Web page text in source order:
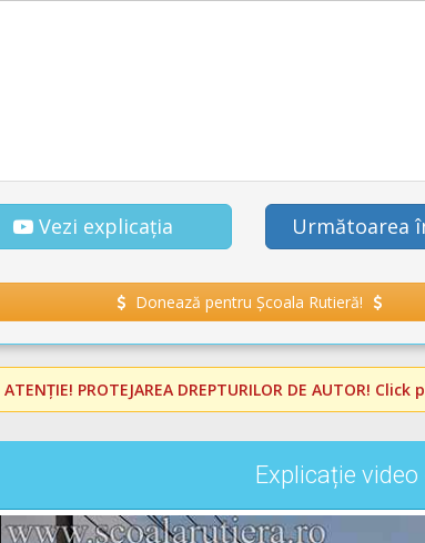
Vezi explicația Următoarea
Donează pentru Școala Rutieră!
ATENȚIE! PROTEJAREA DREPTURILOR DE AUTOR! Click
Explicație